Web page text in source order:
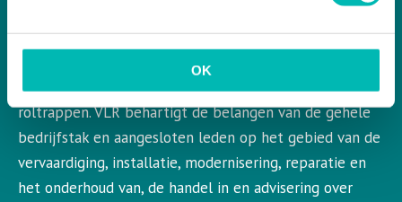
OK
VLR is de Nederlandse vereniging voor liften en
roltrappen. VLR behartigt de belangen van de gehele
bedrijfstak en aangesloten leden op het gebied van de
vervaardiging, installatie, modernisering, reparatie en
het onderhoud van, de handel in en advisering over